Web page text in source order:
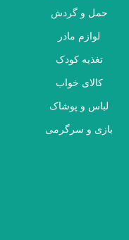
حمل و گردش
لوازم مادر
تغذیه کودک
کالای خواب
لباس و پوشاک
بازی و سرگرمی